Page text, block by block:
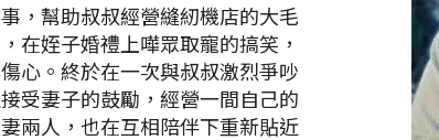
，幫助叔叔經營縫紉機店的大毛
在姪子婚禮上嘩眾取寵的搞笑，
心。終於在一次與叔叔激烈爭吵
受妻子的鼓勵，經營一間自己的
兩人，也在互相陪伴下重新貼近